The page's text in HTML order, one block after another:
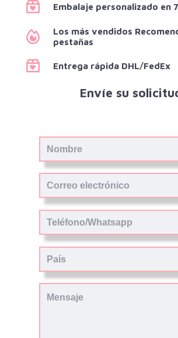
Embalaje personalizado en
Los más vendidos
pestañas
Entrega rápida DHL/FedEx
Envíe su